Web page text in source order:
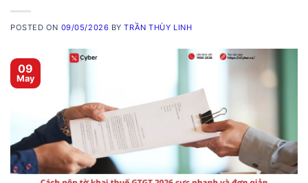
POSTED ON 09/05/2026 BYTRẦN THÙY LINH
09
May